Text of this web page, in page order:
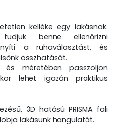
kelléke egy lakásnak.
benne ellenőrizni
a ruhaválasztást, és
összhatását.
méretében passzoljon
lehet igazán praktikus
3D hatású PRISMA fali
lakásunk hangulatát.